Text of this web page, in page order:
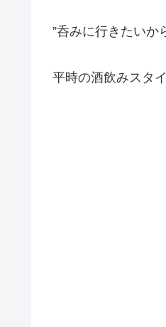
”呑みに行きたいか
平時の酒飲みスタ